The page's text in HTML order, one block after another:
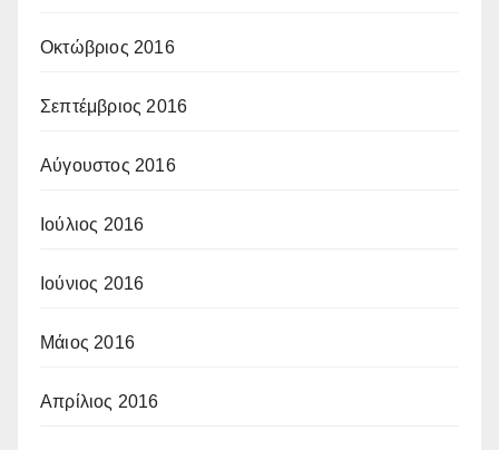
Οκτώβριος 2016
Σεπτέμβριος 2016
Αύγουστος 2016
Ιούλιος 2016
Ιούνιος 2016
Μάιος 2016
Απρίλιος 2016